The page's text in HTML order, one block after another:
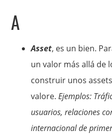
A
Asset, es un bien.
un valor más allá de
construir unos
valore.Ejemplos:
usuarios, relaciones
internacional de